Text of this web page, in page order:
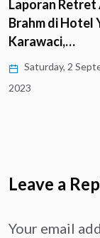
Laporan Retret
Brahm di Hotel
Karawaci,…
Saturday, 2
2023
Leave a
Your email